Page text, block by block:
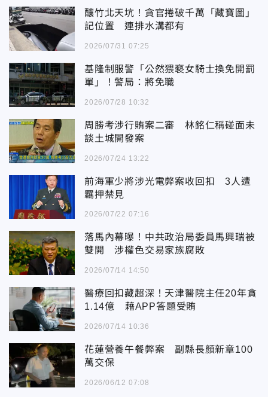
釀竹北天坑！貪官捲破千萬「藏寶圖」
記位置 連排水溝都有
2026/07/31 07:25
基隆制服警「公然猥褻女騎士換免開罰
單」！警局：將免職
2026/07/28 10:32
周勝考涉行賄案二審 林銘仁稱碰面未
談土城開發案
2026/07/24 13:22
前海軍少將涉光電弊案收回扣 3人遭
羈押禁見
2026/07/22 07:16
落馬內幕曝！中共政治局委員馬興瑞被
雙開 涉權色交易家族腐敗
2026/07/14 14:50
醫療回扣藏超深！天津醫院主任20年貪
1.14億 藉APP答題受賄
2026/07/14 10:36
花蓮營養午餐弊案 副縣長顏新章100
萬交保
2026/06/12 07:08